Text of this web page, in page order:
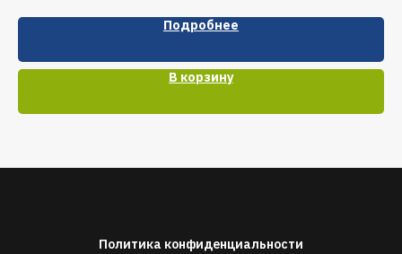
Подробнее
В корзину
Политика конфиденциальности